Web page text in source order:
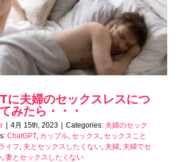
夫婦のセックスレスにつ
みたら・・・
4月 15th, 2023 Categories: 夫婦のセック
ChatGPT, カップル, セックス, セックスこと
イフ, 夫とセックスしたくない, 夫婦, 夫婦でセ
, 妻とセックスしたくない